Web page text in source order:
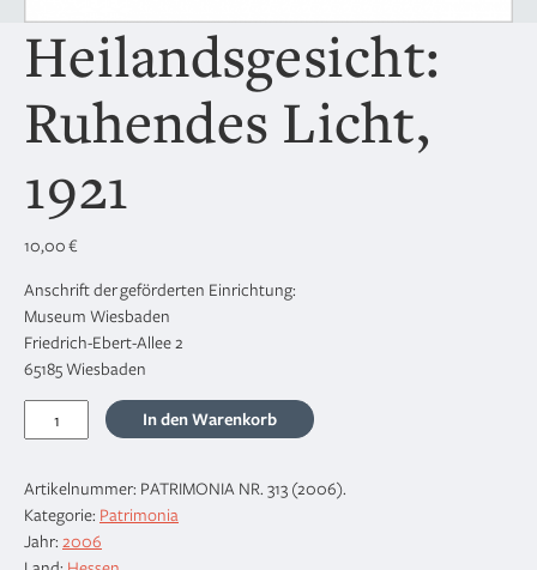
Heilandsgesicht:
Ruhendes Licht,
1921
10,00€
Anschrift der geförderten Einrichtung:
Museum Wiesbaden
Friedrich-Ebert-Allee 2
65185 Wiesbaden
Heilandsgesicht:
Ruhendes
1921
Menge
In den Warenkorb
Artikelnummer: PATRIMONIA NR. 313 (2006).
Kategorie: Patrimonia
Jahr: 2006